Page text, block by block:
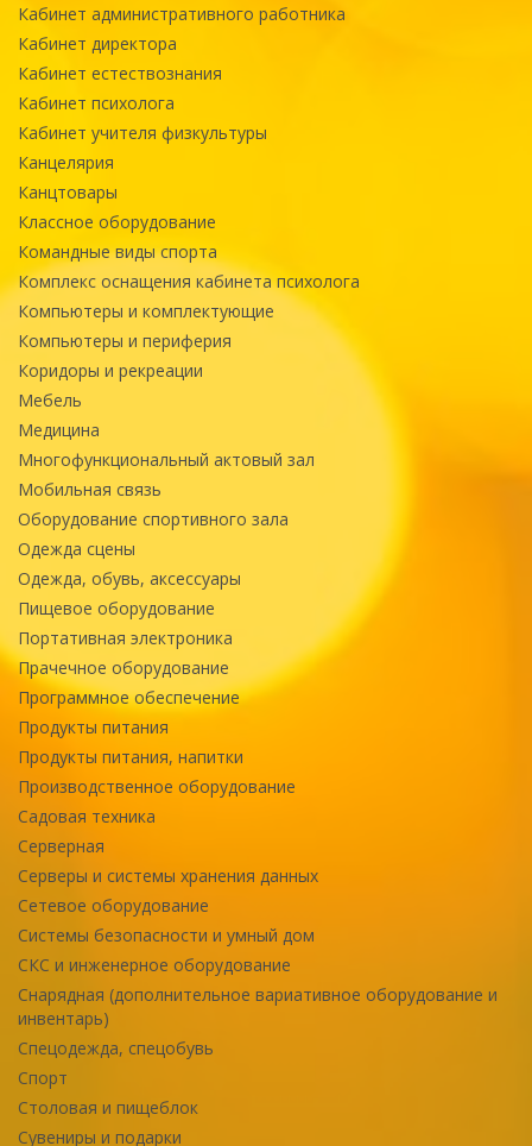
Кабинет административного работника
Кабинет директора
Кабинет естествознания
Кабинет психолога
Кабинет учителя физкультуры
Канцелярия
Канцтовары
Классное оборудование
Командные виды спорта
Комплекс оснащения кабинета психолога
Компьютеры и комплектующие
Компьютеры и периферия
Коридоры и рекреации
Мебель
Медицина
Многофункциональный актовый зал
Мобильная связь
Оборудование спортивного зала
Одежда сцены
Одежда, обувь, аксессуары
Пищевое оборудование
Портативная электроника
Прачечное оборудование
Программное обеспечение
Продукты питания
Продукты питания, напитки
Производственное оборудование
Садовая техника
Серверная
Серверы и системы хранения данных
Сетевое оборудование
Системы безопасности и умный дом
СКС и инженерное оборудование
Снарядная (дополнительное вариативное оборудование и
инвентарь)
Спецодежда, спецобувь
Спорт
Столовая и пищеблок
Сувениры и подарки